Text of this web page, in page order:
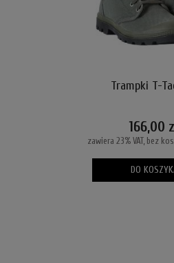
Trampki T-
166,00
zawiera 23% VAT, bez
DO